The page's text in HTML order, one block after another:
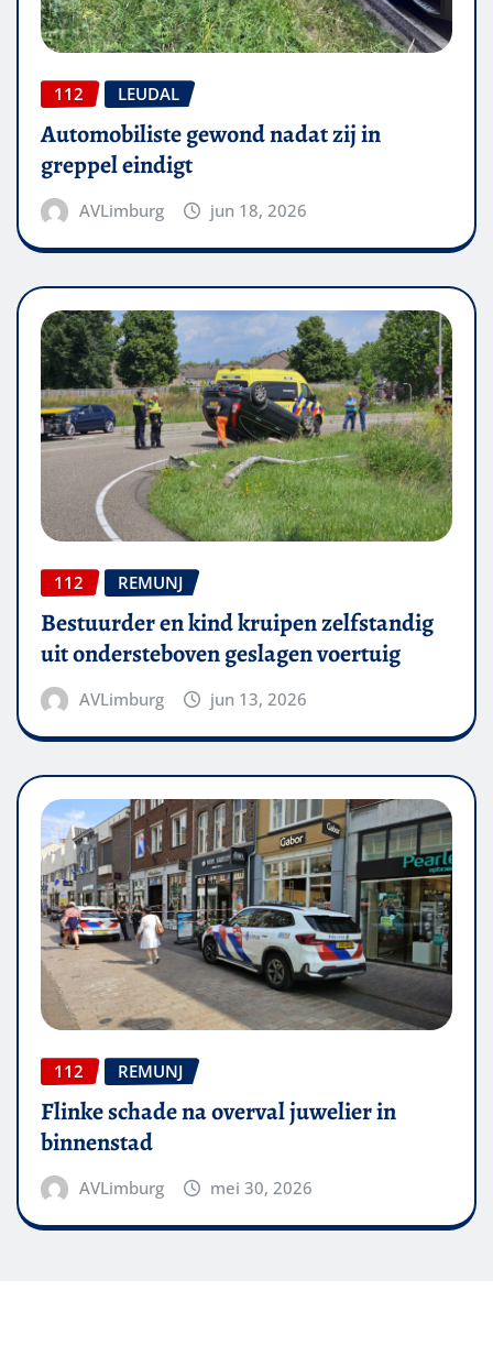
112 LEUDAL
Automobiliste gewond nadat zij in
greppel eindigt
AVLimburg jun 18, 2026
112 REMUNJ
Bestuurder en kind kruipen zelfstandig
uit ondersteboven geslagen voertuig
AVLimburg jun 13, 2026
112 REMUNJ
Flinke schade na overval juwelier in
binnenstad
AVLimburg mei 30, 2026